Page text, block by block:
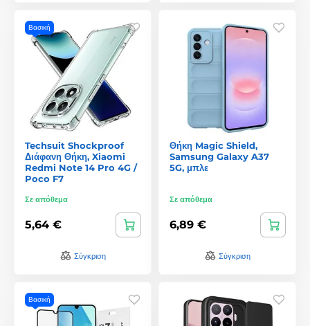
Βασική
Techsuit Shockproof
Διάφανη Θήκη, Xiaomi
Redmi Note 14 Pro 4G /
Poco F7
Σε απόθεμα
5,64 €
Σύγκριση
Θήκη Magic Shield,
Samsung Galaxy A37
5G, μπλε
Σε απόθεμα
6,89 €
Σύγκριση
Βασική